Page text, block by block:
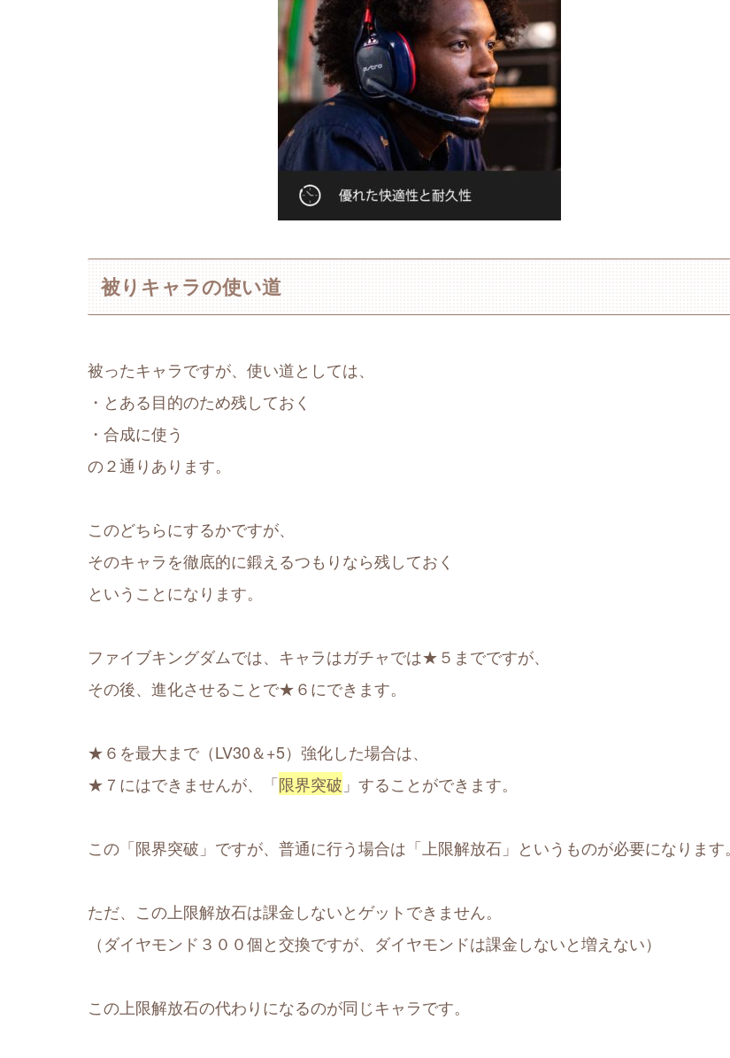
被りキャラの使い道
被ったキャラですが、使い道としては、
・とある目的のため残しておく
・合成に使う
の２通りあります。
このどちらにするかですが、
そのキャラを徹底的に鍛えるつもりなら残しておく
ということになります。
ファイブキングダムでは、キャラはガチャでは★５までですが、
その後、進化させることで★６にできます。
★６を最大まで（LV30＆+5）強化した場合は、
★７にはできませんが、「限界突破 」することができます。
この「限界突破」ですが、普通に行う場合は「上限解放石」というものが必要になります。
ただ、この上限解放石は課金しないとゲットできません。
（ダイヤモンド３００個と交換ですが、ダイヤモンドは課金しないと増えない）
この上限解放石の代わりになるのが同じキャラです。